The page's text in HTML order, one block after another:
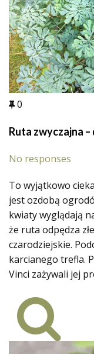
0
Ruta zwyczajna
No responses
To wyjątkowo
jest ozdobą
kwiaty wyglądają
że ruta odpędza
czarodziejskie.
karcianego trefla.
Vinci zażywali jej